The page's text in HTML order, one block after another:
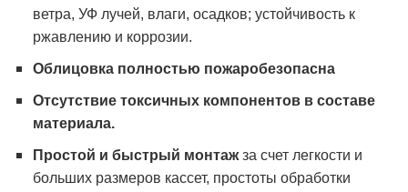
ветра, УФ лучей, влаги, осадков; устойчивость к
ржавлению и коррозии.
Облицовка полностью пожаробезопасна
Отсутствие токсичных компонентов в составе
материала.
Простой и быстрый монтажза счет легкости и
больших размеров кассет, простоты обработки